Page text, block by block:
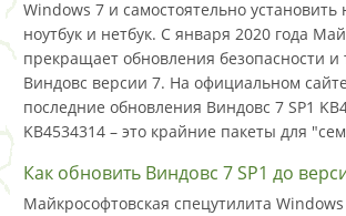
Windows 7 и самостоятельно
ноутбук и нетбук. С января 2020 года
прекращает обновления безопасности и
Виндовс версии 7. На официальном
последние обновления Виндовс 7 SP1
KB4534314 – это крайние пакеты для
Как обновить Виндовс 7 SP1 до
Майкрософтовская спецутилита